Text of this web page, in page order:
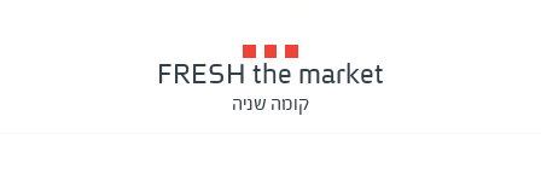
FRESH the market
קומה שניה